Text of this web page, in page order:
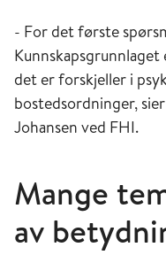
- For det første
det er forskjeller i
bostedsordninger,
Johansen ved FHI.
Mange
av